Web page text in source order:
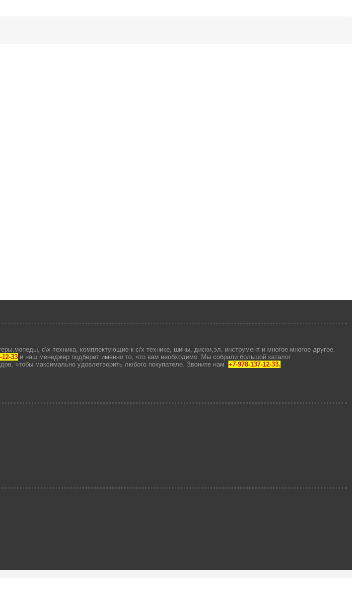
с\х техника, комплектующие к с/х технике, шины, диски,эл. инструмент и многое многое другое.
12-33 и наш менеджер подберет именно то, что вам необходимо Мы собрали большой каталог
чтобы максимально удовлетворить любого покупателе. Звоните нам +7-978-137-12-33.